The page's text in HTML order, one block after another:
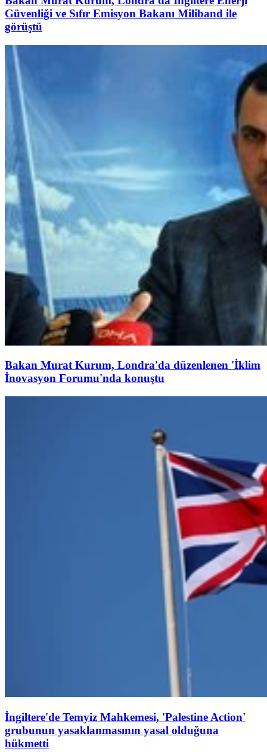
Güvenliği ve Sıfır Emisyon Bakanı Miliband ile
görüştü
Bakan Murat Kurum, Londra'da düzenlenen 'İklim
İnovasyon Forumu'nda konuştu
İngiltere'de Temyiz Mahkemesi, 'Palestine Action'
grubunun yasaklanmasının yasal olduğuna
hükmetti